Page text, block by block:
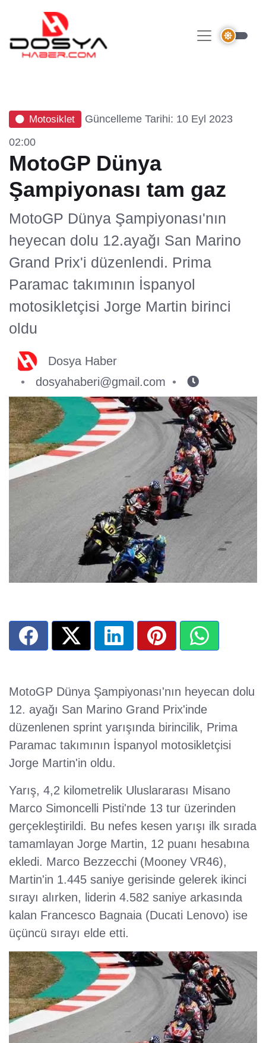
Motosiklet
Güncelleme Tarihi: 10 Eyl 2023
02:00
MotoGP Dünya
Şampiyonası tam gaz
MotoGP Dünya Şampiyonası'nın
heyecan dolu 12.ayağı San Marino
Grand Prix'i düzenlendi. Prima
Paramac takımının İspanyol
motosikletçisi Jorge Martin birinci
oldu
Dosya Haber
dosyahaberi@gmail.com
MotoGP Dünya Şampiyonası'nın heyecan dolu
12. ayağı San Marino Grand Prix'inde
düzenlenen sprint yarışında birincilik, Prima
Paramac takımının İspanyol motosikletçisi
Jorge Martin'in oldu.
Yarış, 4,2 kilometrelik Uluslararası Misano
Marco Simoncelli Pisti'nde 13 tur üzerinden
gerçekleştirildi. Bu nefes kesen yarışı ilk sırada
tamamlayan Jorge Martin, 12 puanı hesabına
ekledi. Marco Bezzecchi (Mooney VR46),
Martin'in 1.445 saniye gerisinde gelerek ikinci
sırayı alırken, liderin 4.582 saniye arkasında
kalan Francesco Bagnaia (Ducati Lenovo) ise
üçüncü sırayı elde etti.